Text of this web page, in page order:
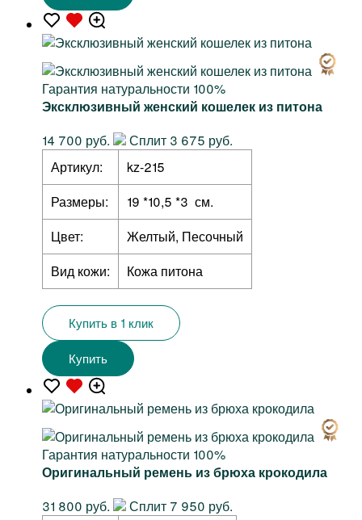
Гарантия натуральности 100%
Эксклюзивный женский кошелек из питона
14 700 руб.
Сплит 3 675 руб.
Артикул:
kz-215
Размеры:
19 *10,5 *3 см.
Цвет:
Желтый, Песочный
Вид кожи:
Кожа питона
Купить в 1 клик
Купить
Гарантия натуральности 100%
Оригинальный ремень из брюха крокодила
31 800 руб.
Сплит 7 950 руб.